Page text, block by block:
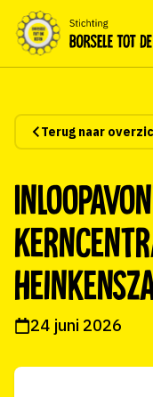
Terug naar
24 juni 2026